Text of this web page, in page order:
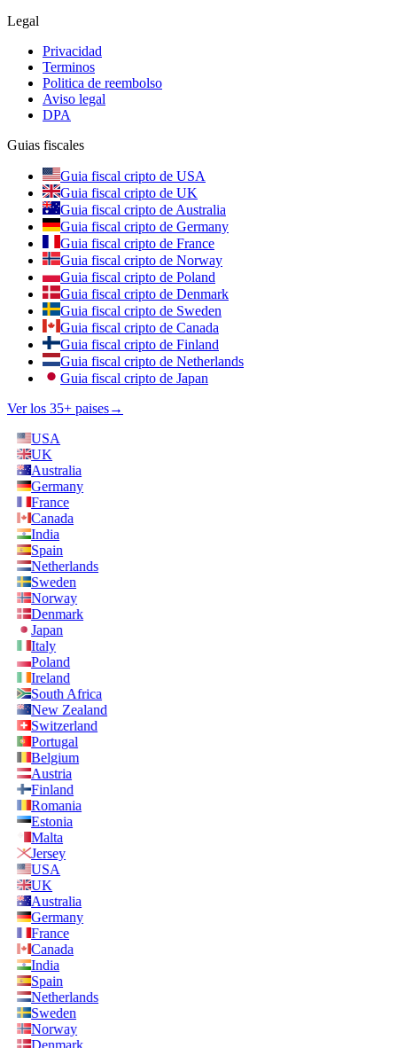
Legal
Privacidad
Terminos
Politica de reembolso
Aviso legal
DPA
Guias fiscales
Guia fiscal cripto de USA
Guia fiscal cripto de UK
Guia fiscal cripto de Australia
Guia fiscal cripto de Germany
Guia fiscal cripto de France
Guia fiscal cripto de Norway
Guia fiscal cripto de Poland
Guia fiscal cripto de Denmark
Guia fiscal cripto de Sweden
Guia fiscal cripto de Canada
Guia fiscal cripto de Finland
Guia fiscal cripto de Netherlands
Guia fiscal cripto de Japan
Ver los 35+ paises→
USA
UK
Australia
Germany
France
Canada
India
Spain
Netherlands
Sweden
Norway
Denmark
Japan
Italy
Poland
Ireland
South Africa
New Zealand
Switzerland
Portugal
Belgium
Austria
Finland
Romania
Estonia
Malta
Jersey
USA
UK
Australia
Germany
France
Canada
India
Spain
Netherlands
Sweden
Norway